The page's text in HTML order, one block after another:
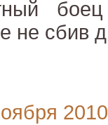
боец
не сбив